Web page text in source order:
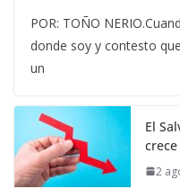
POR: TOÑO
donde soy y contesto
un
El
2